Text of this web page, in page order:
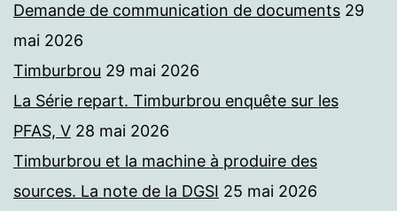
Demande de communication de documents 29
mai 2026
Timburbrou 29 mai 2026
La Série repart. Timburbrou enquête sur les
PFAS, V 28 mai 2026
Timburbrou et la machine à produire des
sources. La note de la DGSI 25 mai 2026